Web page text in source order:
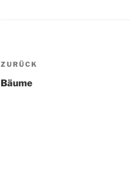
Beitragsnavigation
Vorheriger
Beitrag
ZURÜCK
Bäume